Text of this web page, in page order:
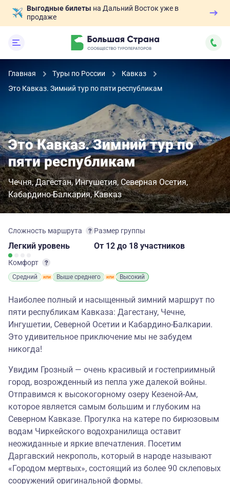
Выгодные билеты на Дальний Восток уже в
продаже
Главная Туры по России
Кавказ
Это Кавказ. Зимний тур по пяти республикам
Это Кавказ. Зимний тур по
пяти республикам
Чечня Дагестан Ингушетия Северная Осетия
Кабардино-Балкария Кавказ
Сложность маршрута
Легкий уровень
Комфорт
Средний Выше среднего Высокий
Размер группы
От 12 до 18 участников
Наиболее полный и насыщенный зимний маршрут по
пяти республикам Кавказа: Дагестану, Чечне,
Ингушетии, Северной Осетии и Кабардино-Балкарии.
Это удивительное приключение мы не забудем
никогда!
Увидим Грозный — очень красивый и гостеприимный
город, возрожденный из пепла уже далекой войны.
Отправимся к высокогорному озеру Кезеной-Ам,
которое является самым большим и глубоким на
Северном Кавказе. Прогулка на катере по бирюзовым
водам Чиркейского водохранилища оставит
неожиданные и яркие впечатления. Посетим
Даргавский некрополь, который в народе называют
«Городом мертвых», состоящий из более 90 склеповых
сооружений оригинальной формы.